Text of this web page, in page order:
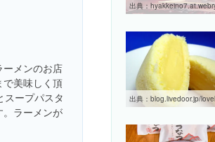
出典： hyakkeino7.at.webry.info/200810/
出典： blog.livedoor.jp/lovelovecapybara/archives/
メンのお店
で美味しく頂
スープパスタ
。ラーメンが